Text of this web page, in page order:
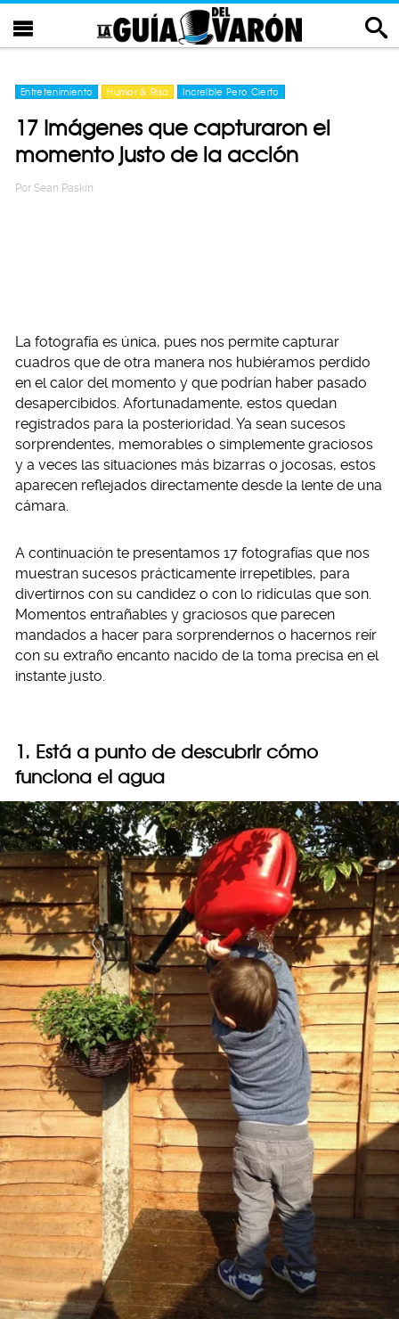
Entretenimiento Humor & Risa Increíble Pero Cierto
17 Imágenes que capturaron el
momento justo de la acción
Por Sean Paskin
La fotografía es única, pues nos permite capturar
cuadros que de otra manera nos hubiéramos perdido
en el calor del momento y que podrían haber pasado
desapercibidos. Afortunadamente, estos quedan
registrados para la posterioridad. Ya sean sucesos
sorprendentes, memorables o simplemente graciosos
y a veces las situaciones más bizarras o jocosas, estos
aparecen reflejados directamente desde la lente de una
cámara.
A continuación te presentamos 17 fotografías que nos
muestran sucesos prácticamente irrepetibles, para
divertirnos con su candidez o con lo ridículas que son.
Momentos entrañables y graciosos que parecen
mandados a hacer para sorprendernos o hacernos reír
con su extraño encanto nacido de la toma precisa en el
instante justo.
1. Está a punto de descubrir cómo
funciona el agua